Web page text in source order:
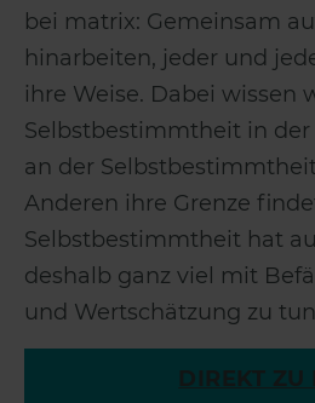
bei matrix: Gemeinsam
hinarbeiten, jeder und
ihre Weise. Dabei wissen
Selbstbestimmtheit in
an der
Anderen ihre Grenze
Selbstbestimmtheit hat
deshalb ganz viel mit
und Wertschätzung zu